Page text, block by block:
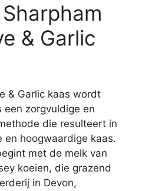
& Garlic
& Garlic kaas wordt
een zorgvuldige en
die resulteert in
en hoogwaardige kaas.
met de melk van
koeien, die grazend
in Devon,